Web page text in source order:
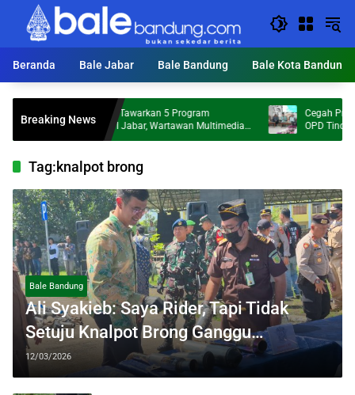
Langsung
konten
Beranda
Bale Jabar Bale Bandung Bale Kota Bandung
Breaking News
Tantan Sulthon Tawarkan 5 Program
Perubahan PWI Jabar, Wartawan Multimedia
Jadi Prioritas
Cegah Praktik
OPD Tindak Lanjuti
Tag:knalpot brong
Bale Bandung
Ali Syakieb: Saya Rider, Tapi Tidak
Setuju Knalpot Brong Ganggu
Masyarakat
12/03/2026